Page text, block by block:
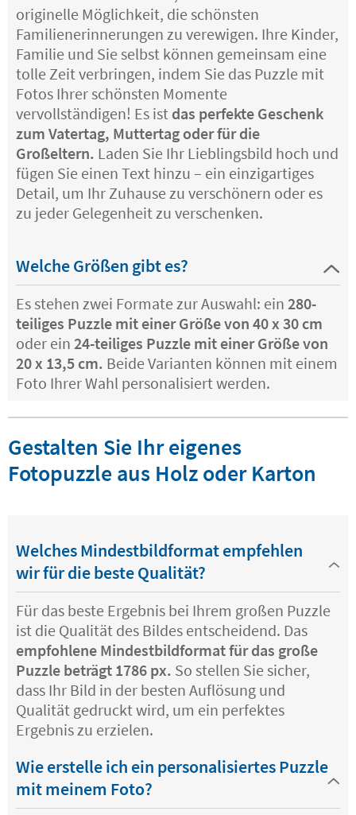
originelle Möglichkeit, die schönsten
Familienerinnerungen zu verewigen. Ihre Kinder,
Familie und Sie selbst können gemeinsam eine
tolle Zeit verbringen, indem Sie das Puzzle mit
Fotos Ihrer schönsten Momente
vervollständigen! Es ist das perfekte Geschenk
zum Vatertag, Muttertag oder für die
Großeltern. Laden Sie Ihr Lieblingsbild hoch und
fügen Sie einen Text hinzu – ein einzigartiges
Detail, um Ihr Zuhause zu verschönern oder es
zu jeder Gelegenheit zu verschenken.
Welche Größen gibt es?
Es stehen zwei Formate zur Auswahl: ein 280-
teiliges Puzzle mit einer Größe von 40 x 30 cm
oder ein 24-teiliges Puzzle mit einer Größe von
20 x 13,5 cm. Beide Varianten können mit einem
Foto Ihrer Wahl personalisiert werden.
Gestalten Sie Ihr eigenes
Fotopuzzle aus Holz oder Karton
Welches Mindestbildformat empfehlen
wir für die beste Qualität?
Für das beste Ergebnis bei Ihrem großen Puzzle
ist die Qualität des Bildes entscheidend. Das
empfohlene Mindestbildformat für das große
Puzzle beträgt 1786 px. So stellen Sie sicher,
dass Ihr Bild in der besten Auflösung und
Qualität gedruckt wird, um ein perfektes
Ergebnis zu erzielen.
Wie erstelle ich ein personalisiertes Puzzle
mit meinem Foto?